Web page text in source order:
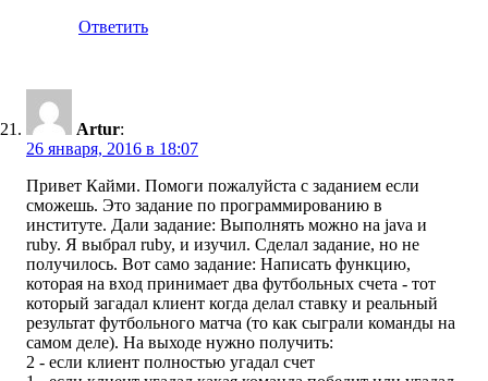
Ответить
Artur:
26 января, 2016 в 18:07
Привет Кайми. Помоги пожалуйста с заданием если
сможешь. Это задание по программированию в
институте. Дали задание: Выполнять можно на java и
ruby. Я выбрал ruby, и изучил. Сделал задание, но не
получилось. Вот само задание: Написать функцию,
которая на вход принимает два футбольных счета - тот
который загадал клиент когда делал ставку и реальный
результат футбольного матча (то как сыграли команды на
самом деле). На выходе нужно получить:
2 - если клиент полностью угадал счет